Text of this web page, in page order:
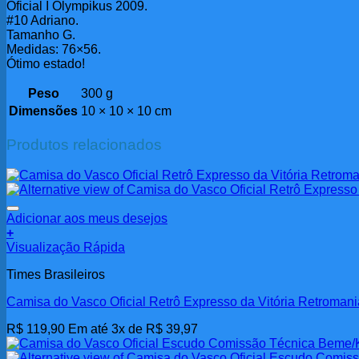
Oficial I Olympikus 2009.
#10 Adriano.
Tamanho G.
Medidas: 76×56.
Ótimo estado!
Peso
300 g
Dimensões 10 × 10 × 10 cm
Produtos relacionados
Adicionar aos meus desejos
+
Visualização Rápida
Times Brasileiros
Camisa do Vasco Oficial Retrô Expresso da Vitória
R$ 119,90 Em até 3x de R$ 39,97